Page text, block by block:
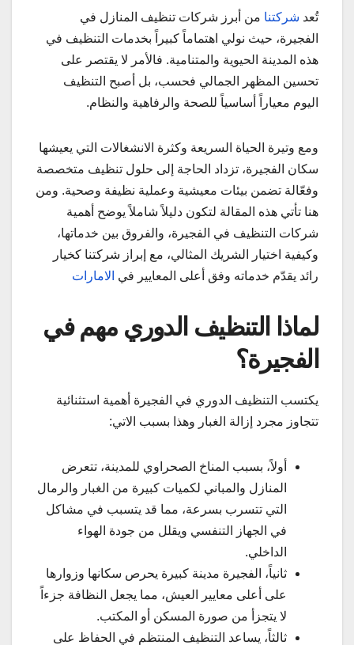
تُعد شركتنا من أبرز شركات تنظيف المنازل في
الفجيرة، حيث نولي اهتماماً كبيراً بخدمات التنظيف في
هذه المدينة الحيوية والمتنامية. فالأمر لا يقتصر على
تحسين المظهر الجمالي فحسب، بل أصبح التنظيف
اليوم معياراً أساسياً للصحة والرفاهية والنظام.
ومع وتيرة الحياة السريعة وكثرة الانشغالات التي يعيشها
سكان الفجيرة، تزداد الحاجة إلى حلول تنظيف متخصصة
وفعّالة تضمن بيئات معيشية وعملية نظيفة وصحية. ومن
هنا تأتي هذه المقالة لتكون دليلاً شاملاً يوضح أهمية
شركات التنظيف في الفجيرة، والفروق بين خدماتها،
وكيفية اختيار الشريك المثالي، مع إبراز شركتنا كخيار
رائد يقدّم خدماته وفق أعلى المعايير في الامارات
لماذا التنظيف الدوري مهم في
الفجيرة؟
يكتسب التنظيف الدوري في الفجيرة أهمية استثنائية
تتجاوز مجرد إزالة الغبار وهذا بسبب الاتي:
أولاً، بسبب المناخ الصحراوي للمدينة، تتعرض
المنازل والمباني لكميات كبيرة من الغبار والرمال
التي تتسرب بسرعة، مما قد يتسبب في مشاكل
في الجهاز التنفسي ويقلل من جودة الهواء
الداخلي.
ثانياً، الفجيرة مدينة كبيرة يحرص سكانها وزوارها
على أعلى معايير العيش، مما يجعل النظافة جزءاً
لا يتجزأ من صورة المسكن أو المكتب.
ثالثاً، يساعد التنظيف المنتظم في الحفاظ على